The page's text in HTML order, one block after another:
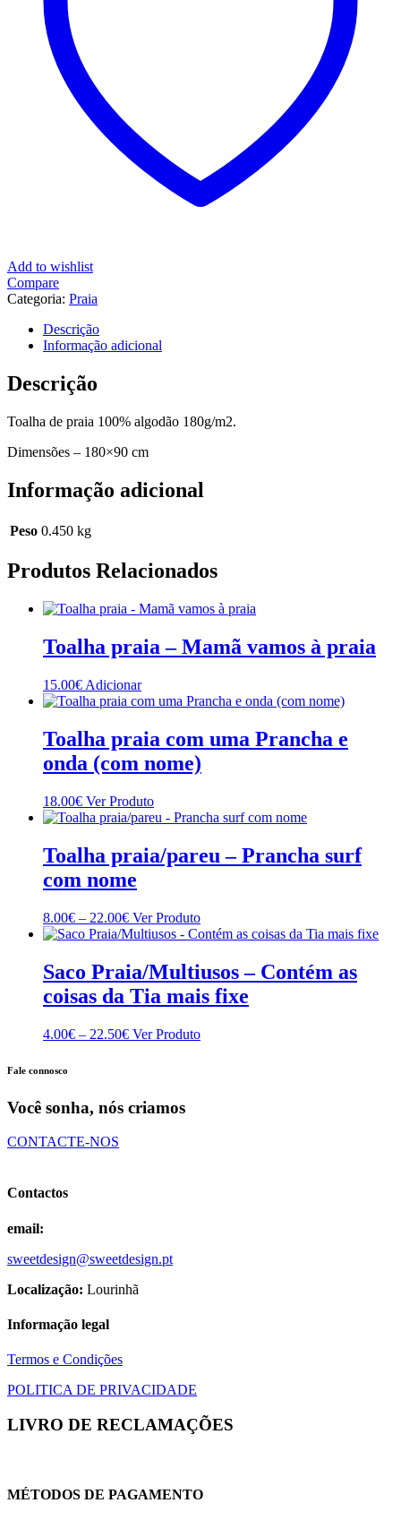
Add to wishlist
Compare
Categoria: Praia
Descrição
Informação adicional
Descrição
Toalha de praia 100% algodão 180g/m2.
Dimensões – 180×90 cm
Informação adicional
Peso 0.450 kg
Produtos Relacionados
Toalha praia – Mamã vamos à praia
15.00€ Adicionar
Toalha praia com uma Prancha e
onda (com nome)
18.00€ Ver Produto
Toalha praia/pareu – Prancha surf
com nome
8.00€ – 22.00€Price
range:
through
22.00€
Ver ProdutoThis
product
variants.
The
be
Saco Praia/Multiusos – Contém as
coisas da Tia mais fixe
4.00€ – 22.50€Price
22.50€
Ver ProdutoThis
Fale connosco
Você sonha, nós criamos
CONTACTE-NOS
Contactos
email:
sweetdesign@sweetdesign.pt
Localização: Lourinhã
Informação legal
Termos e Condições
POLITICA DE PRIVACIDADE
LIVRO DE RECLAMAÇÕES
MÉTODOS DE PAGAMENTO